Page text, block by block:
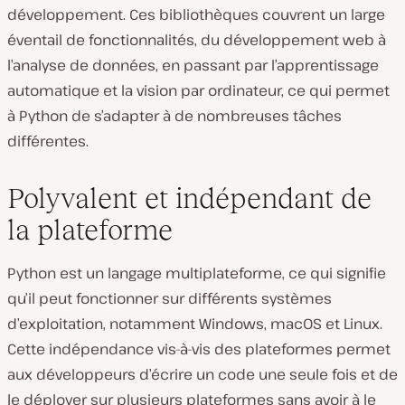
développement. Ces bibliothèques couvrent un large
éventail de fonctionnalités, du développement web à
l’analyse de données, en passant par l’apprentissage
automatique et la vision par ordinateur, ce qui permet
à Python de s’adapter à de nombreuses tâches
différentes.
Polyvalent et indépendant de
la plateforme
Python est un langage multiplateforme, ce qui signifie
qu’il peut fonctionner sur différents systèmes
d’exploitation, notamment Windows, macOS et Linux.
Cette indépendance vis-à-vis des plateformes permet
aux développeurs d’écrire un code une seule fois et de
le déployer sur plusieurs plateformes sans avoir à le